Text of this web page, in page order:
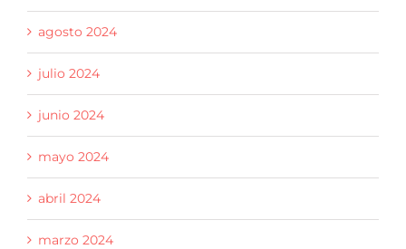
agosto 2024
julio 2024
junio 2024
mayo 2024
abril 2024
marzo 2024